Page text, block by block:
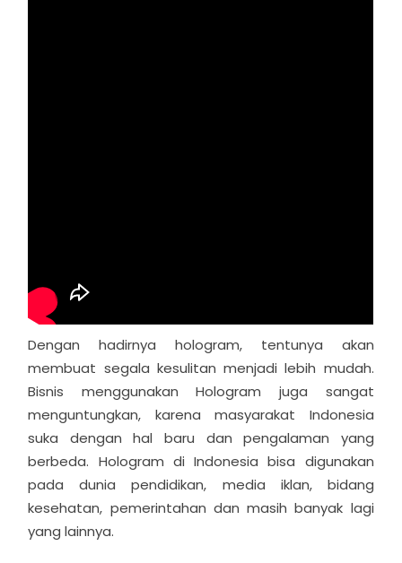
Dengan hadirnya hologram, tentunya akan
membuat segala kesulitan menjadi lebih mudah.
Bisnis menggunakan Hologram juga sangat
menguntungkan, karena masyarakat Indonesia
suka dengan hal baru dan pengalaman yang
berbeda. Hologram di Indonesia bisa digunakan
pada dunia pendidikan, media iklan, bidang
kesehatan, pemerintahan dan masih banyak lagi
yang lainnya.